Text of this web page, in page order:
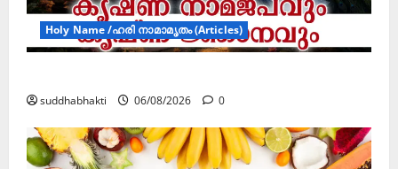
Holy Name /ഹരി നാമാമൃതം (Articles)
suddhabhakti 06/08/2026 0